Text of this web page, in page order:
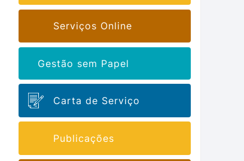
Serviços Online
Gestão sem Papel
Carta de Serviço
Publicações